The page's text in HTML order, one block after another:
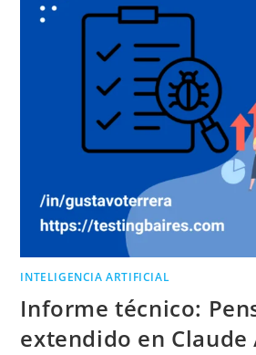
INTELIGENCIA ARTIFICIAL
Informe técnico:
extendido en